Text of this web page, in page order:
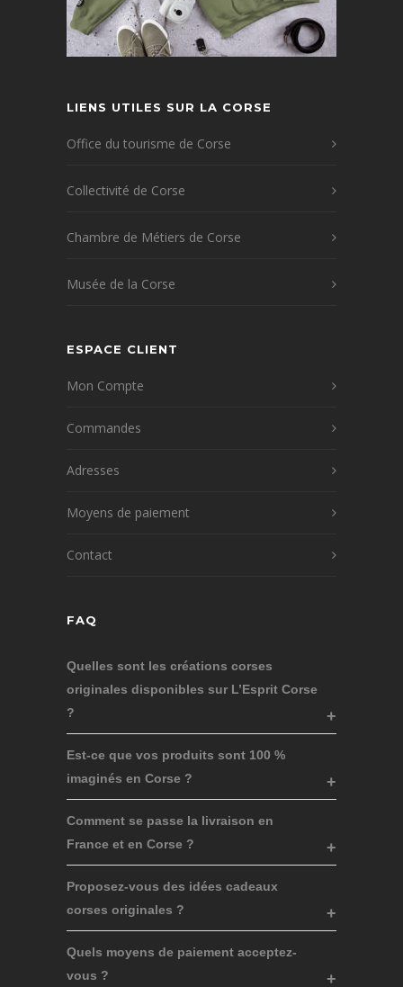
LIENS UTILES SUR LA CORSE
Office du tourisme de Corse
Collectivité de Corse
Chambre de Métiers de Corse
Musée de la Corse
ESPACE CLIENT
Mon Compte
Commandes
Adresses
Moyens de paiement
Contact
FAQ
Quelles sont les créations corses
originales disponibles sur L’Esprit Corse
?
Est-ce que vos produits sont 100 %
imaginés en Corse ?
Comment se passe la livraison en
France et en Corse ?
Proposez-vous des idées cadeaux
corses originales ?
Quels moyens de paiement acceptez-
vous ?